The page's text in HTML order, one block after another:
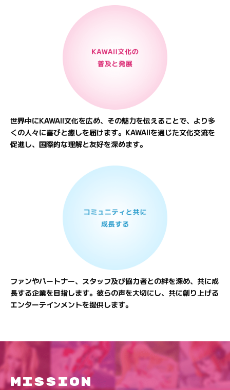
世界中にKAWAII文化を広め、その魅力を伝えることで、より多
くの人々に喜びと癒しを届けます。KAWAIIを通じた文化交流を
促進し、国際的な理解と友好を深めます。
ファンやパートナー、スタッフ及び協力者との絆を深め、共に成
長する企業を目指します。彼らの声を大切にし、共に創り上げる
エンターテインメントを提供します。
MISSION